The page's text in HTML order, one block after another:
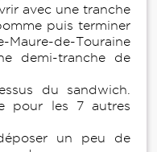
avec une tranche
puis terminer
de-Touraine
demi-tranche de
du sandwich.
pour les 7 autres
un peu de